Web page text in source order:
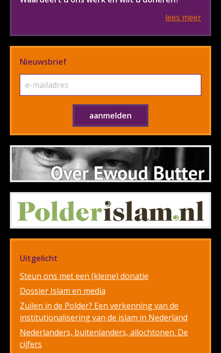
lees meer
Nieuwsbrief
Uitgelicht
Steun ons met een (kleine) donatie
Dossier Islam en media
Zuilen in de Polder? Een verkenning van de
institutionalisering van de islam in Nederland
Nederlanders, buitenlanders, allochtonen. De
cijfers